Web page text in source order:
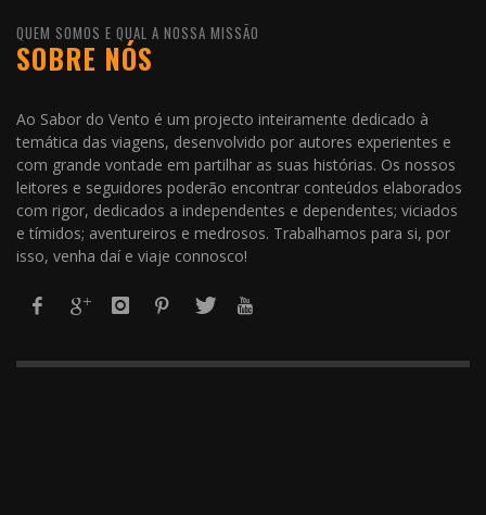
QUEM SOMOS E QUAL A NOSSA MISSÃO
SOBRE NÓS
Ao Sabor do Vento é um projecto inteiramente dedicado à
temática das viagens, desenvolvido por autores experientes e
com grande vontade em partilhar as suas histórias. Os nossos
leitores e seguidores poderão encontrar conteúdos elaborados
com rigor, dedicados a independentes e dependentes; viciados
e tímidos; aventureiros e medrosos. Trabalhamos para si, por
isso, venha daí e viaje connosco!